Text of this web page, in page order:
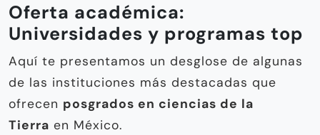
Oferta académica:
Universidades y programas top
Aquí te presentamos un desglose de algunas
de las instituciones más destacadas que
ofrecen posgrados en ciencias de la
Tierra en México.